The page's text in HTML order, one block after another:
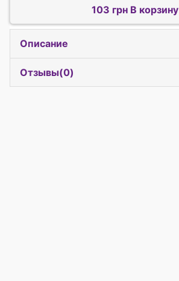
103 грн В корзину
Описание
Отзывы(0)